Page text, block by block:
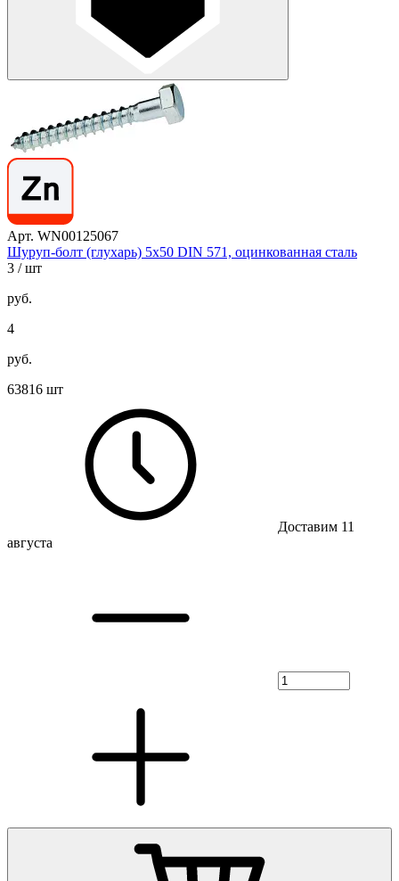
Арт. WN00125067
Шуруп-болт (глухарь) 5х50 DIN 571, оцинкованная сталь
3 / шт
руб.
4
руб.
63816 шт
Доставим 11
августа